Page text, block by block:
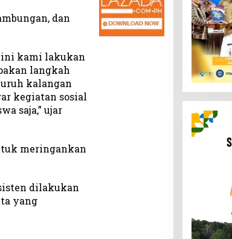
dan
ini kami lakukan
langkah
kalangan
kegiatan sosial
saja,” ujar
meringankan
dilakukan
yang